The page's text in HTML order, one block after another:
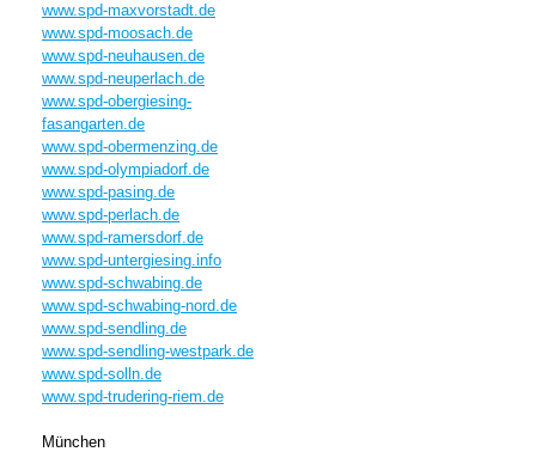
www.spd-maxvorstadt.de
www.spd-moosach.de
www.spd-neuhausen.de
www.spd-neuperlach.de
www.spd-obergiesing-
fasangarten.de
www.spd-obermenzing.de
www.spd-olympiadorf.de
www.spd-pasing.de
www.spd-perlach.de
www.spd-ramersdorf.de
www.spd-untergiesing.info
www.spd-schwabing.de
www.spd-schwabing-nord.de
www.spd-sendling.de
www.spd-sendling-westpark.de
www.spd-solln.de
www.spd-trudering-riem.de
München